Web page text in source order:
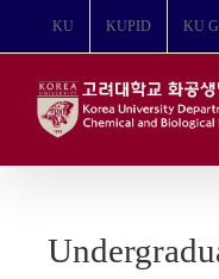
뛰
KU KUPID KU